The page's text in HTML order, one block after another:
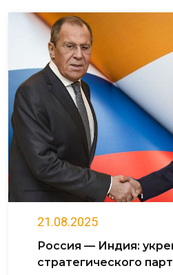
21.08.2025
Россия — Индия:
стратегического